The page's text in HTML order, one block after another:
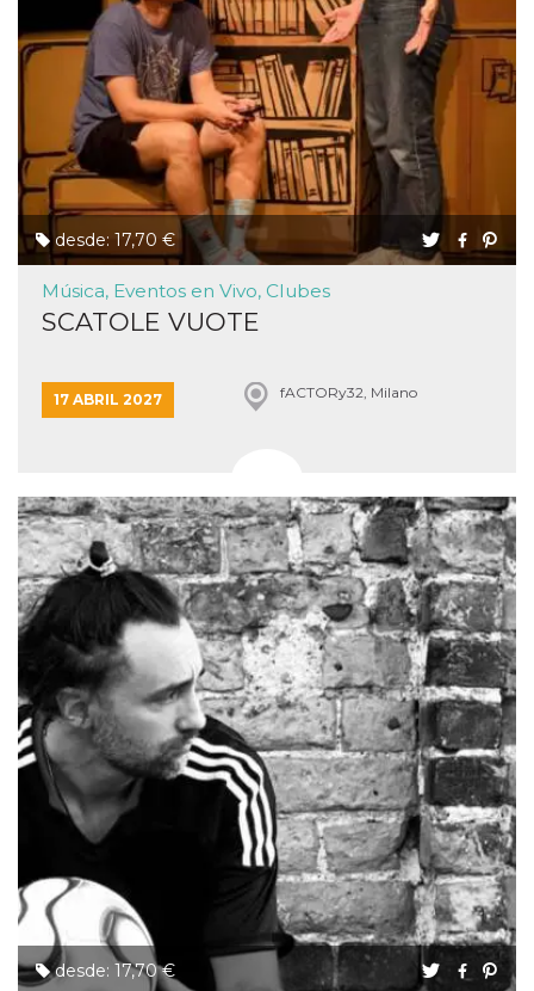
desde: 17,70 €
Música, Eventos en Vivo, Clubes
SCATOLE VUOTE
17 ABRIL 2027 fACTORy32, Milano
desde: 17,70 €